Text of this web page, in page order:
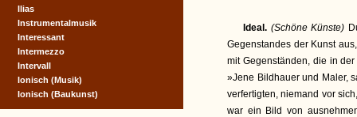
Ideal. (Schöne Künste)
Gegenstandes der Kunst
mit Gegenständen, die in
»Jene Bildhauer und Maler,
verfertigten, niemand vor
war ein Bild von
Ilias
Instrumentalmusik
Interessant
Intermezzo
Intervall
Ionisch (Musik)
Ionisch (Baukunst)